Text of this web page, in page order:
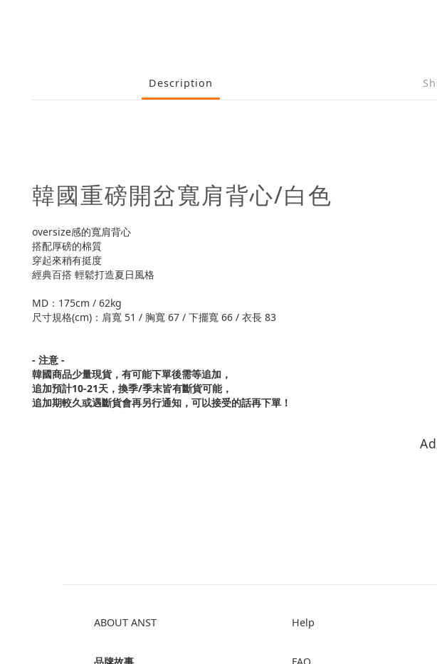
Description
韓國重磅開岔寬肩背心/白色
oversize感的寬肩背心
搭配厚磅的棉質
穿起來稍有挺度
經典百搭 輕鬆打造夏日風格
MD：175cm / 62kg
尺寸規格(cm)：肩寬 51 / 胸寬 67 / 下擺寬 66 / 衣長 83
- 注意 -
韓國商品少量現貨， 有可能下單後需等追加，
追加預計10-21天，換季/季末皆有斷貨可能，
追加期較久或遇斷貨會再另行通知，可以接受的話再下單！
ABOUT ANST Help